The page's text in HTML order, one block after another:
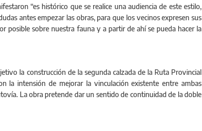
“es histórico que se realice una audiencia de este estilo,
antes empezar las obras, para que los vecinos expresen sus
posible sobre nuestra fauna y a partir de ahí se pueda hacer la
la construcción de la segunda calzada de la Ruta Provincial
la intensión de mejorar la vinculación existente entre ambas
La obra pretende dar un sentido de continuidad de la doble